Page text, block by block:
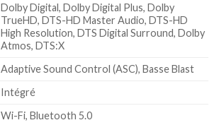
Dolby Digital, Dolby Digital Plus, Dolby
TrueHD, DTS-HD Master Audio, DTS-HD
High Resolution, DTS Digital Surround, Dolby
Atmos, DTS:X
Adaptive Sound Control (ASC), Basse Blast
Intégré
Wi-Fi, Bluetooth 5.0